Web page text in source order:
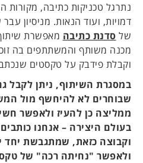
נתרגל טכניקות כתיבה, מקורות
דמויות, ועוד הנאות. מניסיון
של סדנת כתיבה מאפשרת
מכנה משותף והמשתתפים בה
וקבלת פידבק על טקסטים
במסגרת השיתוף, ניתן לקבל
שבוחרים לא להיחשף מול
ממליצה כן להעיז ולאפשר
בעולם היצירה – אנחנו
וקבוצה כזאת, שמתגבשת יחד
ולאפשר "נחיתה רכה" של